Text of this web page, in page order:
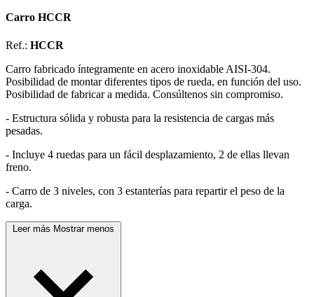
Carro HCCR
Ref.: HCCR
Carro fabricado íntegramente en acero inoxidable AISI-304.
Posibilidad de montar diferentes tipos de rueda, en función del uso.
Posibilidad de fabricar a medida. Consúltenos sin compromiso.
- Estructura sólida y robusta para la resistencia de cargas más
pesadas.
- Incluye 4 ruedas para un fácil desplazamiento, 2 de ellas llevan
freno.
- Carro de 3 niveles, con 3 estanterías para repartir el peso de la
carga.
Leer más Mostrar menos